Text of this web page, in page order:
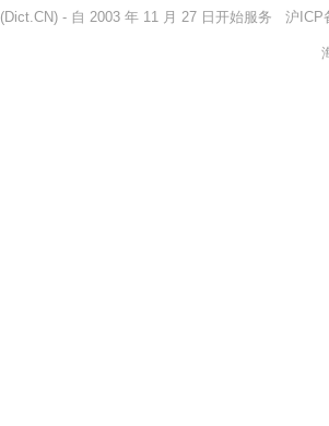
(Dict.CN) - 自 2003 年 11 月 27 日开始服务 沪ICP